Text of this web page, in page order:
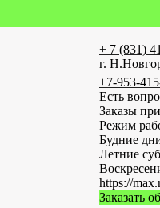
+ 7 (831)
г.
+7-953-
Есть
Заказы
Режим
Будние
Летние
https://
Заказать